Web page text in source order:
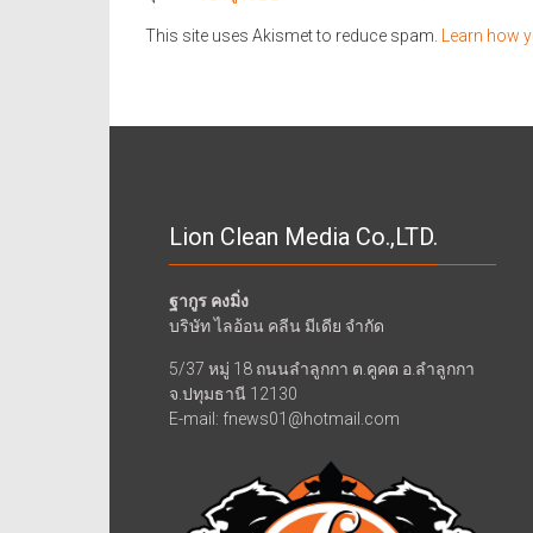
This site uses Akismet to reduce spam. Learn how
Lion Clean Media Co.,LTD.
ฐากูร คงมิ่ง
บริษัท ไลอ้อน คลีน มีเดีย จำกัด
5/37 หมู่ 18 ถนนลำลูกกา ต.คูคต อ.ลำลูกกา
จ.ปทุมธานี 12130
E-mail: fnews01@hotmail.com